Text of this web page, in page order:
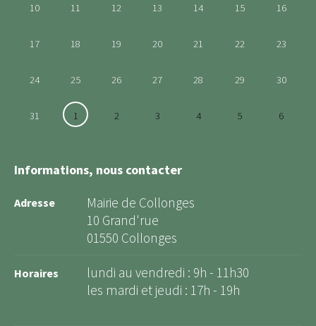
10 11 12 13 14 15 16
17 18 19 20 21 22 23
24 25 26 27 28 29 30
31 1 2 3 4 5 6
Informations, nous contacter
Adresse
Mairie de Collonges
10 Grand'rue
01550 Collonges
Horaires
lundi au vendredi : 9h - 11h30
les mardi et jeudi : 17h - 19h